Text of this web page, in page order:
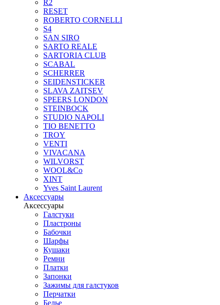
R2
RESET
ROBERTO CORNELLI
S4
SAN SIRO
SARTO REALE
SARTORIA CLUB
SCABAL
SCHERRER
SEIDENSTICKER
SLAVA ZAITSEV
SPEERS LONDON
STEINBOCK
STUDIO NAPOLI
TIO BENETTO
TROY
VENTI
VIVACANA
WILVORST
WOOL&Co
XINT
Yves Saint Laurent
Аксессуары
Аксессуары
Галстуки
Пластроны
Бабочки
Шарфы
Кушаки
Ремни
Платки
Запонки
Зажимы для галстуков
Перчатки
Белье